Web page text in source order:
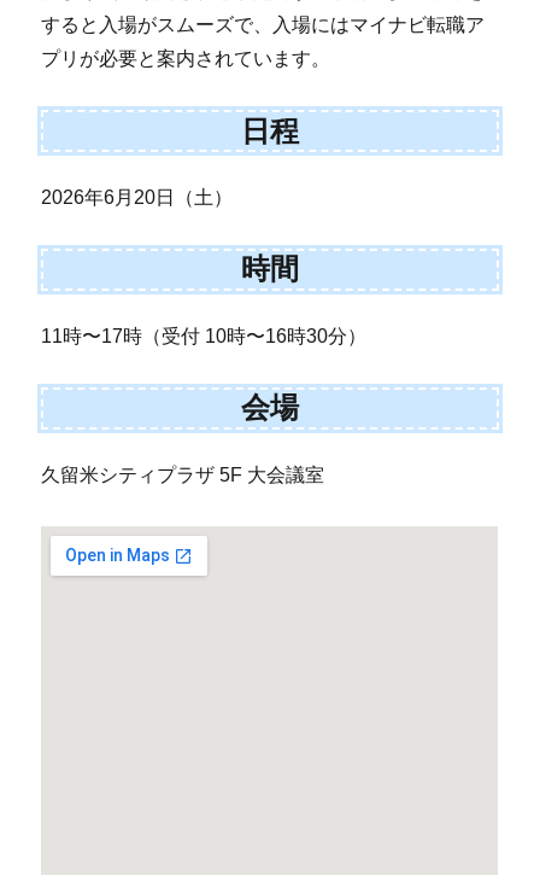
すると入場がスムーズで、入場にはマイナビ転職ア
プリが必要と案内されています。
日程
2026年6月20日（土）
時間
11時〜17時（受付 10時〜16時30分）
会場
久留米シティプラザ 5F 大会議室